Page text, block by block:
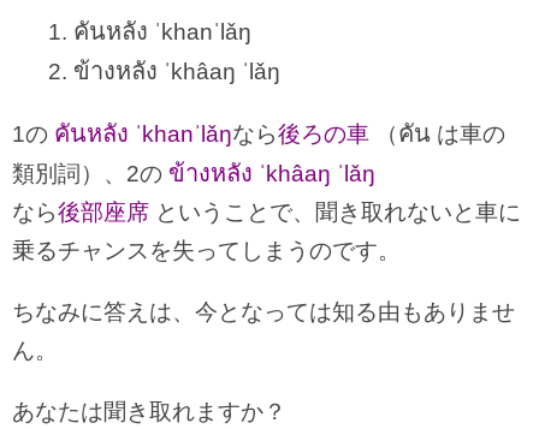
1. คันหลัง ˈkhanˈlǎŋ
2. ข้างหลัง ˈkhâaŋ ˈlǎŋ
1の คันหลัง ˈkhanˈlǎŋなら後ろの車 （คัน は車の
類別詞）、2の ข้างหลัง ˈkhâaŋ ˈlǎŋ
なら後部座席 ということで、聞き取れないと車に
乗るチャンスを失ってしまうのです。
ちなみに答えは、今となっては知る由もありませ
ん。
あなたは聞き取れますか？